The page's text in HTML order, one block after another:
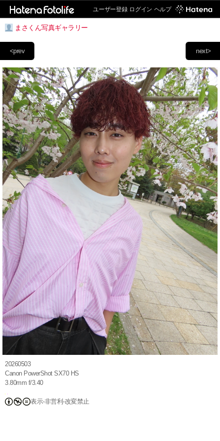
ユーザー登録 ログイン ヘルプ
まさくん写真ギャラリー
next>
<prev
20260503
Canon PowerShot SX70 HS
3.80mm f/3.40
表示-非営利-改変禁止